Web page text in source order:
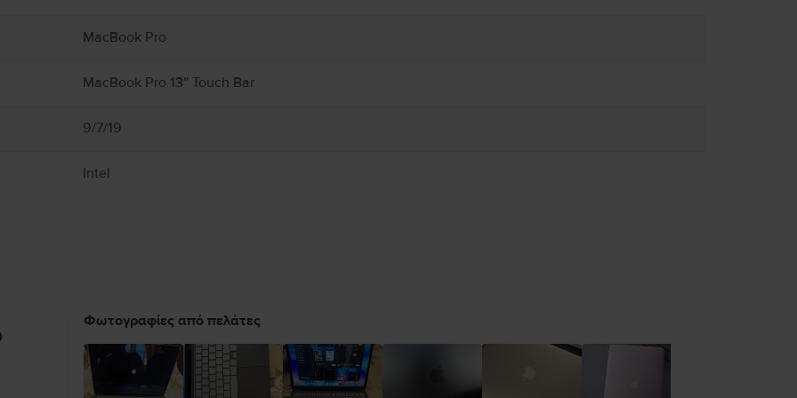
επαφή με τη συσκευή ή τον προσαρμογέα τροφοδοτικού της κατά τη λειτουργία ή τη σύνδεση σε πηγή τροφοδοσίας. Το MacBook περιέχει
πεδία. Αυτοί οι μαγνήτες και τα ηλεκτρομαγνητικά πεδία ενδέχεται να επηρεάσουν τη λειτουργία ιατρικών συσκευών.
MacBook Pro
MacBook Pro 13″ Touch Bar
9/7/19
Intel
Φωτογραφίες από πελάτες